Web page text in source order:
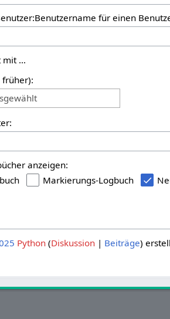
für einen
mit …
früher):
anzeigen:
Markierungs-Logbuch
Python Diskussion Beiträge